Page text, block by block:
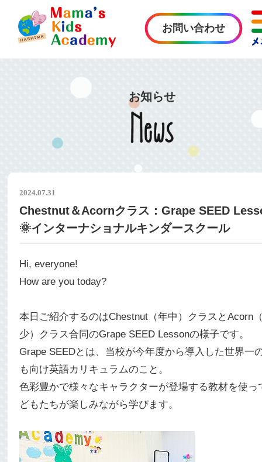
お問い合わせ
お知らせ
2024.07.31
Chestnut＆Acornクラス：Grape SEED
🌞インターナショナルキンダースクール
Hi, everyone!
How are you today?
本日ご紹介するのはChestnut（年中）クラスとAcorn
少）クラス合同のGrape SEED Lessonの様子です。
Grape SEEDとは、当校が今年度から導入した世界一
も向け英語カリキュラムのこと。
色彩豊かで様々なキャラクターが登場する教材を使っ
どもたちが楽しみながら学びます。